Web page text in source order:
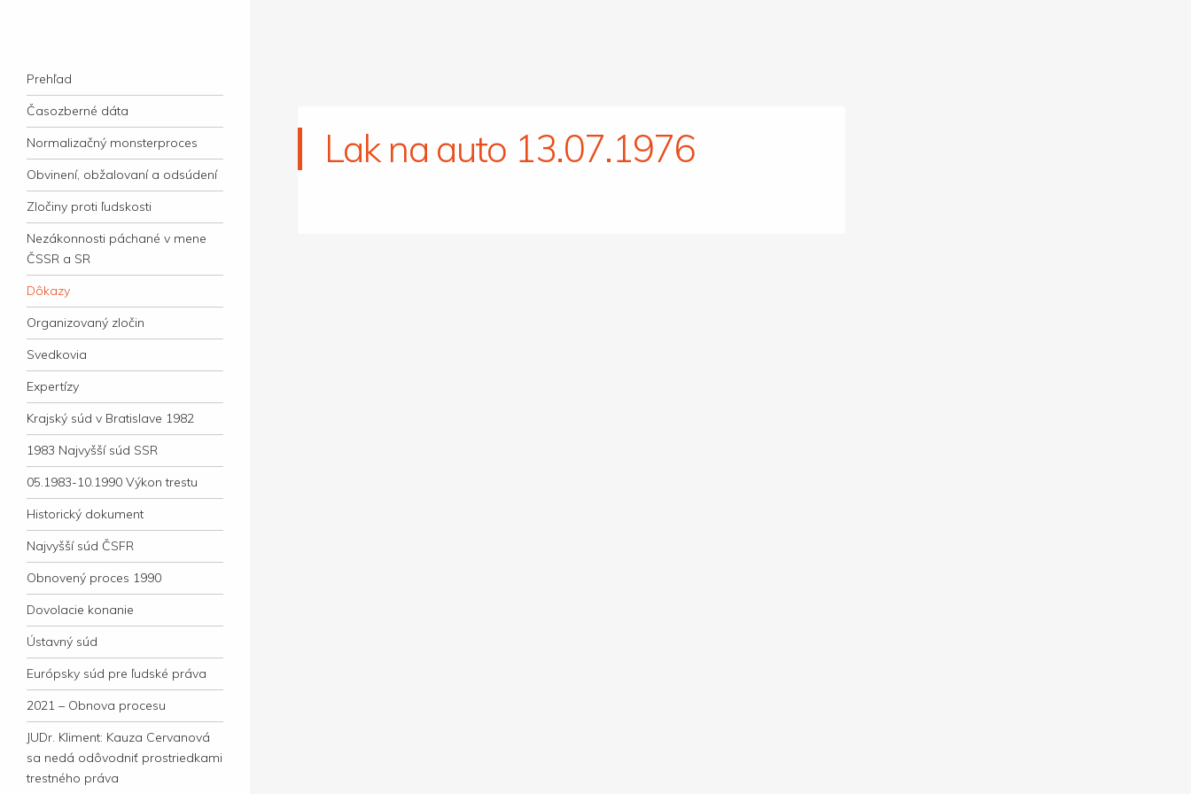
súdny proces v dejnách slovenskej justície
Navigation
Skip to content
Prehľad
Časozberné dáta
Normalizačný monsterproces
Obvinení, obžalovaní a odsúdení
Zločiny proti ľudskosti
Nezákonnosti páchané v mene
ČSSR a SR
Dôkazy
Organizovaný zločin
Svedkovia
Expertízy
Krajský súd v Bratislave 1982
1983 Najvyšší súd SSR
05.1983-10.1990 Výkon trestu
Historický dokument
Najvyšší súd ČSFR
Obnovený proces 1990
Dovolacie konanie
Ústavný súd
Európsky súd pre ľudské práva
2021 – Obnova procesu
JUDr. Kliment: Kauza Cervanová
sa nedá odôvodniť prostriedkami
trestného práva
Lak na auto 13.07.1976